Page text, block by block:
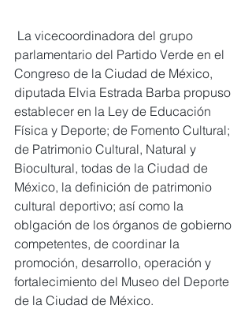
La vicecoordinadora del grupo
parlamentario del Partido Verde en el
Congreso de la Ciudad de México,
diputada Elvia Estrada Barba propuso
establecer en la Ley de Educación
Física y Deporte; de Fomento Cultural;
de Patrimonio Cultural, Natural y
Biocultural, todas de la Ciudad de
México, la definición de patrimonio
cultural deportivo; así como la
oblgación de los órganos de gobierno
competentes, de coordinar la
promoción, desarrollo, operación y
fortalecimiento del Museo del Deporte
de la Ciudad de México.